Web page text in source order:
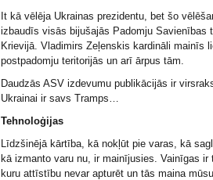
It kā vēlēja Ukrainas prezidentu, bet šo
izbaudīs visās bijušajās Padomju Savienības
Krievijā. Vladimirs Zeļenskis kardināli mainīs
postpadomju teritorijās un arī ārpus tām.
Daudzās ASV izdevumu publikācijās ir
Ukrainai ir savs Tramps…
Tehnoloģijas
Līdzšinējā kārtība, kā nokļūt pie varas, kā
kā izmanto varu nu, ir mainījusies. Vainīgas ir
kuru attīstību nevar apturēt un tās maina